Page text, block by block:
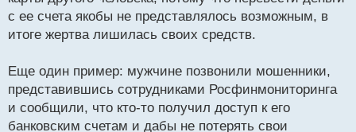
с ее счета якобы не представлялось возможным, в
итоге жертва лишилась своих средств.
Еще один пример: мужчине позвонили мошенники,
представившись сотрудниками Росфинмониторинга
и сообщили, что кто-то получил доступ к его
банковским счетам и дабы не потерять свои